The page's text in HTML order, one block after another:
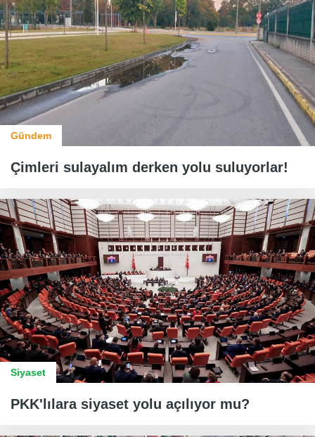
Gündem
Çimleri sulayalım derken yolu suluyorlar!
Siyaset
PKK'lılara siyaset yolu açılıyor mu?